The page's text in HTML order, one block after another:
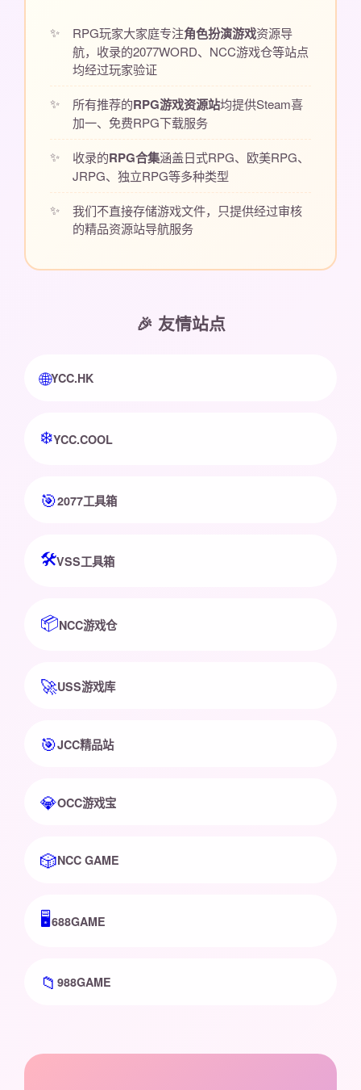
RPG玩家大家庭专注角色扮演游戏资源导
航，收录的2077WORD、NCC游戏仓等站点
均经过玩家验证
所有推荐的RPG游戏资源站均提供Steam喜
加一、免费RPG下载服务
收录的RPG合集涵盖日式RPG、欧美RPG、
JRPG、独立RPG等多种类型
我们不直接存储游戏文件，只提供经过审核
的精品资源站导航服务
🎉 友情站点
🌐YCC.HK
❄️YCC.COOL
🎯2077工具箱
🛠️VSS工具箱
📦NCC游戏仓
🚀USS游戏库
🎯JCC精品站
💎OCC游戏宝
🎲NCC GAME
🖥️688GAME
📁 988GAME